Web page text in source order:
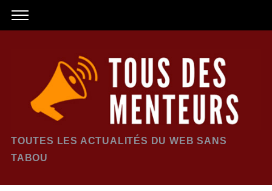
TOUTES LES ACTUALITÉS DU WEB SANS
TABOU